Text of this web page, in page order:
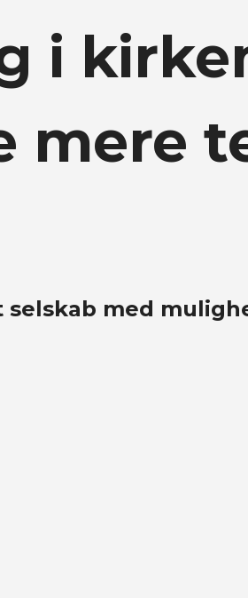
i
mere
med